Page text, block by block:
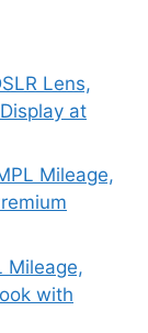
Lens,
at
Mileage,
Mileage,
with